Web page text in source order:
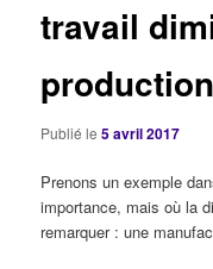
travail
Publié le5 avril 2017
Prenons un exemple
importance, mais où la
remarquer : une